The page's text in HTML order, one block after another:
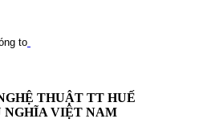
NGHỆ THUẬT TT HUẾ
NGHĨA VIỆT NAM